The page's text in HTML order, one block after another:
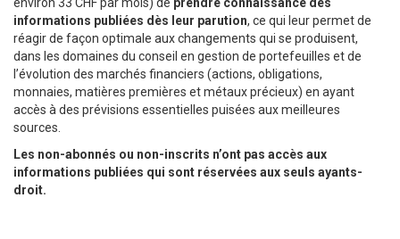
environ 33 CHF par mois) de prendre connaissance des
informations publiées dès leur parution, ce qui leur permet de
réagir de façon optimale aux changements qui se produisent,
dans les domaines du conseil en gestion de portefeuilles et de
l’évolution des marchés financiers (actions, obligations,
monnaies, matières premières et métaux précieux) en ayant
accès à des prévisions essentielles puisées aux meilleures
sources.
Les non-abonnés ou non-inscrits n’ont pas accès aux
informations publiées qui sont réservées aux seuls ayants-
droit.